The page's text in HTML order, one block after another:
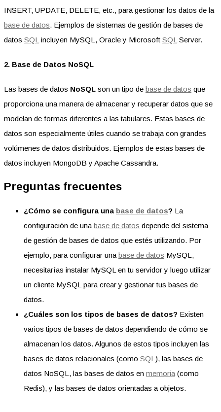
INSERT, UPDATE, DELETE, etc., para gestionar los datos de la
base de datos. Ejemplos de sistemas de gestión de bases de
datos SQL incluyen MySQL, Oracle y Microsoft SQL Server.
2. Base de Datos NoSQL
Las bases de datos NoSQL son un tipo de base de datos que
proporciona una manera de almacenar y recuperar datos que se
modelan de formas diferentes a las tabulares. Estas bases de
datos son especialmente útiles cuando se trabaja con grandes
volúmenes de datos distribuidos. Ejemplos de estas bases de
datos incluyen MongoDB y Apache Cassandra.
Preguntas frecuentes
¿Cómo se configura una base de datos? La
configuración de una base de datos depende del sistema
de gestión de bases de datos que estés utilizando. Por
ejemplo, para configurar una base de datos MySQL,
necesitarías instalar MySQL en tu servidor y luego utilizar
un cliente MySQL para crear y gestionar tus bases de
datos.
¿Cuáles son los tipos de bases de datos? Existen
varios tipos de bases de datos dependiendo de cómo se
almacenan los datos. Algunos de estos tipos incluyen las
bases de datos relacionales (como SQL ), las bases de
datos NoSQL, las bases de datos en memoria (como
Redis), y las bases de datos orientadas a objetos.